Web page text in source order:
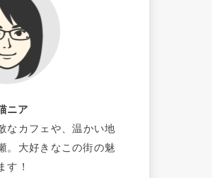
ニア
なカフェや、温かい地
。大好きなこの街の魅
す！